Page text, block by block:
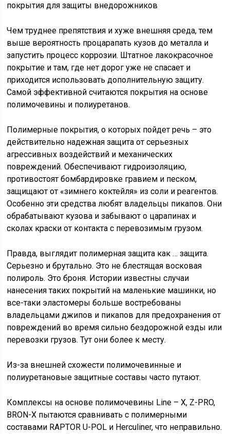
покрытия для защиты внедорожников
Чем труднее препятствия и хуже внешняя среда, тем
выше вероятность процарапать кузов до металла и
запустить процесс коррозии. Штатное лакокрасочное
покрытие и там, где нет дорог уже не спасает и
приходится использовать дополнительную защиту.
Самой эффективной считаются покрытия на основе
полимочевины и полиуретанов.
Полимерные покрытия, о которых пойдет речь – это
действительно надежная защита от серьезных
агрессивных воздействий и механических
повреждений. Обеспечивают гидроизоляцию,
противостоят бомбардировке гравием и песком,
защищают от «зимнего коктейля» из соли и реагентов.
Особенно эти средства любят владельцы пикапов. Они
обрабатывают кузова и забывают о царапинах и
сколах краски от контакта с перевозимым грузом.
Правда, выглядит полимерная защита как … защита.
Серьезно и брутально. Это не блестящая восковая
полироль. Это броня. Истории известны случаи
нанесения таких покрытий на маленькие машинки, но
все-таки эластомеры больше востребованы
владельцами джипов и пикапов для предохранения от
повреждений во время сильно бездорожной езды или
перевозки грузов. Тут они более к месту.
Из-за внешней схожести полимочевинные и
полиуретановые защитные составы часто путают.
Комплексы на основе полимочевины Line – X, Z-PRO,
BRON-X пытаются сравнивать с полимерными
составами RAPTOR U-POL и Herculiner, что неправильно.